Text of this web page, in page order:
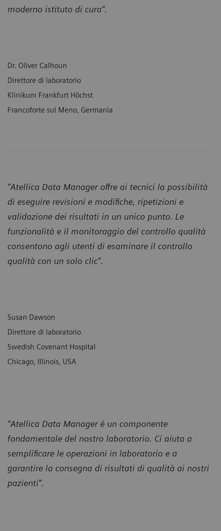
moderno istituto di cura”.
Dr. Oliver Calhoun
Direttore di laboratorio
Klinikum Frankfurt Höchst
Francoforte sul Meno, Germania
“Atellica Data Manager offre ai tecnici la possibilità
di eseguire revisioni e modifiche, ripetizioni e
validazione dei risultati in un unico punto. Le
funzionalità e il monitoraggio del controllo qualità
consentono agli utenti di esaminare il controllo
qualità con un solo clic”.
Susan Dawson
Direttore di laboratorio
Swedish Covenant Hospital
Chicago, Illinois, USA
“Atellica Data Manager è un componente
fondamentale del nostro laboratorio. Ci aiuta a
semplificare le operazioni in laboratorio e a
garantire la consegna di risultati di qualità ai nostri
pazienti”.